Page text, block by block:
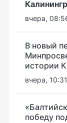
вчера,
В новый
истории
вчера, 10:31
победу